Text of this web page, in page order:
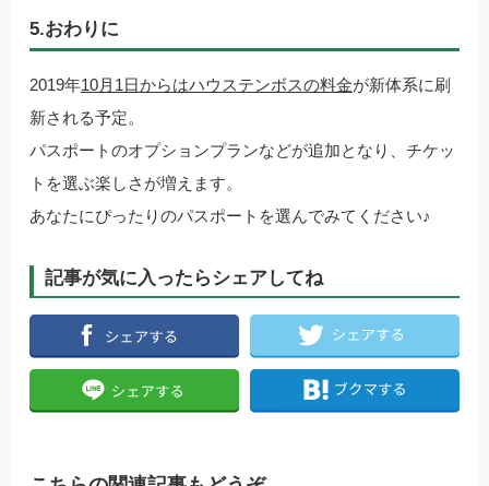
5.おわりに
2019年10月1日からはハウステンボスの料金が新体系に刷
新される予定。
パスポートのオプションプランなどが追加となり、チケッ
トを選ぶ楽しさが増えます。
あなたにぴったりのパスポートを選んでみてください♪
記事が気に入ったらシェアしてね